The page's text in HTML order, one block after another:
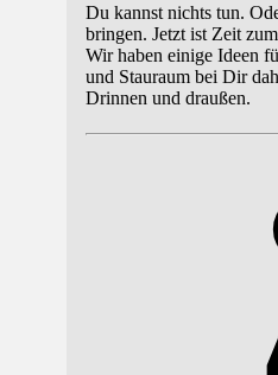
Du kannst nichts tun.
bringen. Jetzt ist Zeit
Wir haben einige Ideen
und Stauraum bei Dir
Drinnen und draußen.